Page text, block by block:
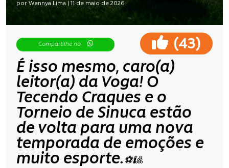
por Wennya Lima | 11 de maio de 2026
Compartilhe no (43)
É isso mesmo, caro(a)
leitor(a) da Voga! O
Tecendo Craques e o
Torneio de Sinuca estão
de volta para uma nova
temporada de emoções e
muito esporte. ⚽🎱